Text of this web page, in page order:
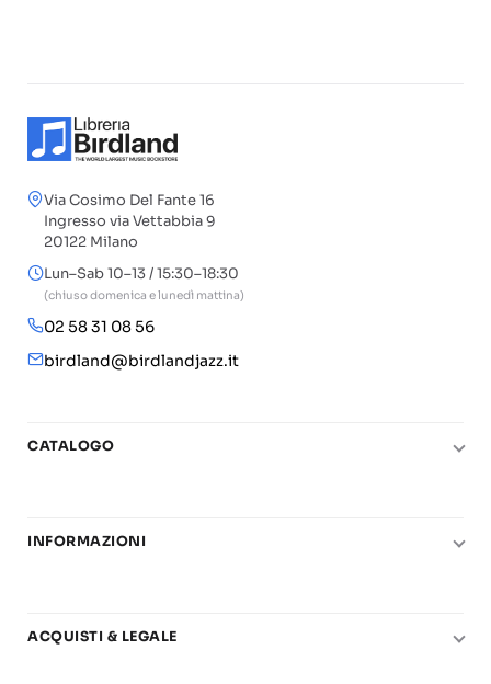
Via Cosimo Del Fante 16
Ingresso via Vettabbia 9
20122 Milano
Lun–Sab 10–13 / 15:30–18:30
(chiuso domenica e lunedì mattina)
02 58 31 08 56
birdland@birdlandjazz.it
CATALOGO
Chitarra
Basi play-along
INFORMAZIONI
Carta del Docente
ACQUISTI & LEGALE